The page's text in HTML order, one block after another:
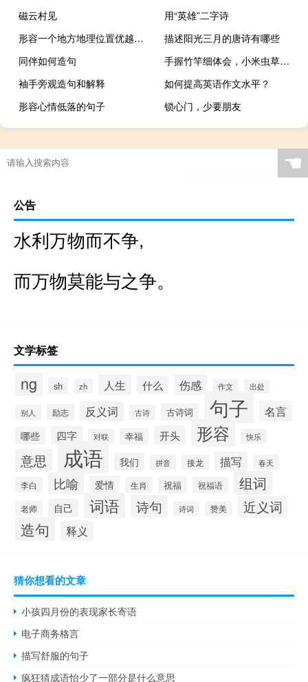
磁云村见
用“英雄”二字诗
形容一个地方地理位置优越的诗词有哪些
描述阳光三月的唐诗有哪些
同伴如何造句
手握竹竿细体会，小米虫草自己寻指什么
袖手旁观造句和解释
如何提高英语作文水平？
形容心情低落的句子
锁心门，少要朋友
☚
公告
水利万物而不争,
而万物莫能与之争。
文学标签
ng sh zh 人生 什么 伤感 作文 出处
别人 励志 反义词 古诗 古诗词 句子 名言
哪些 四字 对联 幸福 开头 形容 快乐
意思 成语 我们 拼音 接龙 描写 春天
李白 比喻 爱情 生肖 祝福 祝福语 组词
老师 自己 词语 诗句 诗词 赞美 近义词
造句 释义
猜你想看的文章
小孩四月份的表现家长寄语
电子商务格言
描写舒服的句子
疯狂猜成语怡少了一部分是什么意思